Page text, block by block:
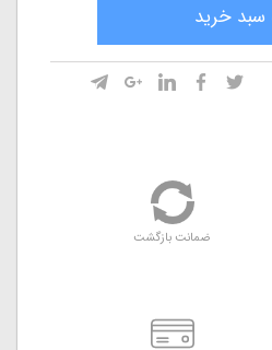
سبد خريد
ضمانت بازگشت